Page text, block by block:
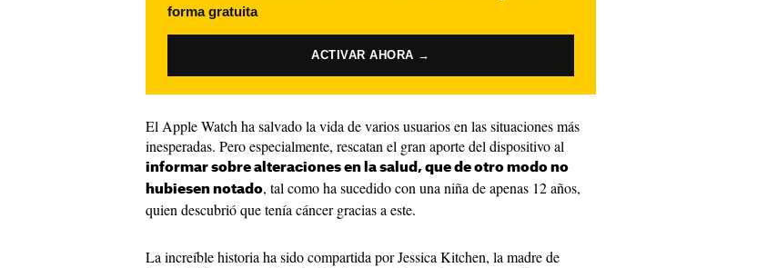
forma gratuita
ACTIVAR AHORA →
El Apple Watch ha salvado la vida de varios usuarios en las situaciones más
inesperadas. Pero especialmente, rescatan el gran aporte del dispositivo al
informar sobre alteraciones en la salud, que de otro modo no
hubiesen notado, tal como ha sucedido con una niña de apenas 12 años,
quien descubrió que tenía cáncer gracias a este.
La increíble historia ha sido compartida por Jessica Kitchen, la madre de